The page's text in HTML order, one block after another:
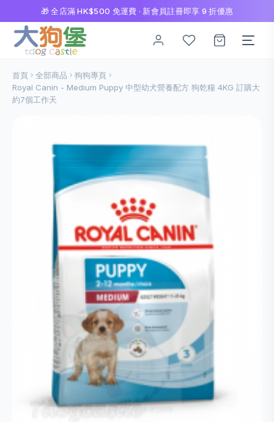
🎁 全店滿 HK$500 免運費 · 新會員註冊即享 9 折優惠
首頁 全部商品
狗狗專頁
Royal Canin - Medium Puppy 中型幼犬營養配方 狗乾糧 4KG 訂購大
約7個工作天